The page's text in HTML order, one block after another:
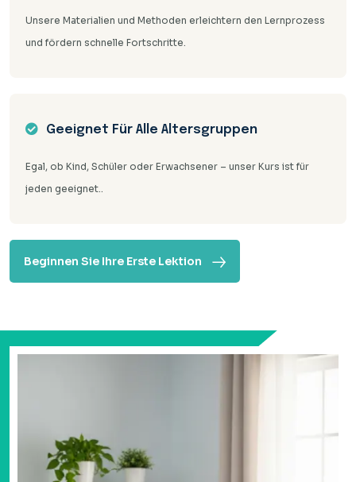
Unsere Materialien und Methoden erleichtern den Lernprozess
und fördern schnelle Fortschritte.
Geeignet Für Alle Altersgruppen
Egal, ob Kind, Schüler oder Erwachsener – unser Kurs ist für
jeden geeignet..
Beginnen Sie Ihre Erste Lektion